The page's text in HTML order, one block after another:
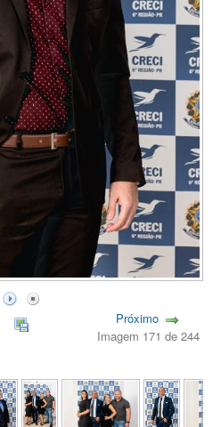
Próximo
Imagem 171 de 244